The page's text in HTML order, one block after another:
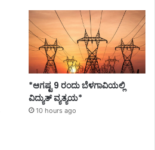
*ಆಗಷ್ಟ 9 ರಂದು ಬೆಳಗಾವಿಯಲ್ಲಿ
ವಿದ್ಯುತ್ ವ್ಯತ್ಯಯ*
10 hours ago